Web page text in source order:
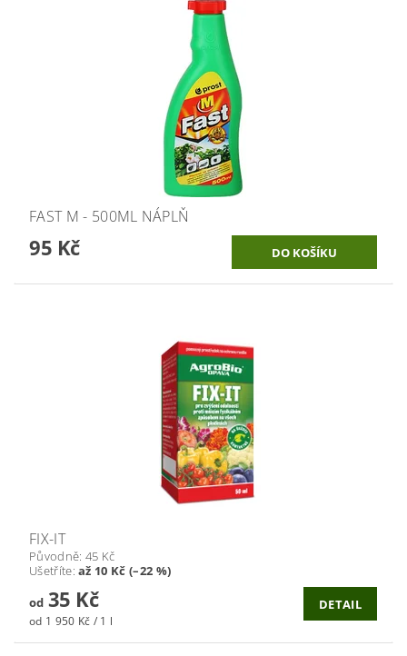
FAST M - 500ML NÁPLŇ
95 Kč
FIX-IT
Původně: 45 Kč
Ušetříte:až 10 Kč (–22 %)
od35 Kč
od 1 950 Kč / 1 l
DETAIL